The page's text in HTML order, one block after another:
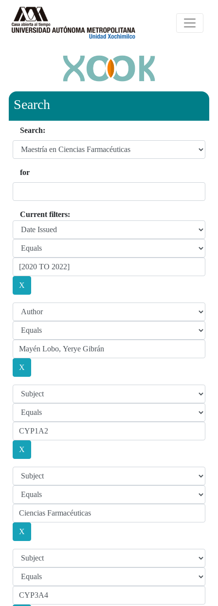
Search
Search:
for
Current filters: